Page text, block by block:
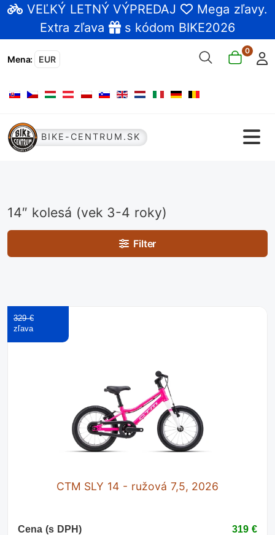
VEĽKÝ LETNÝ VÝPREDAJ Mega zľavy.
Extra zľava
s kódom BIKE2026
Mena: EUR
0
Vyberte váš jazyk
BIKE-CENTRUM.SK
14″ kolesá (vek 3-4 roky)
Filter
CTM SLY 14 - ružová 7,5, 2026
329 €
Cena (s DPH) 319 €